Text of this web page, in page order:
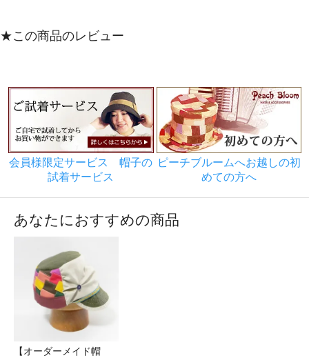
★この商品のレビュー
会員様限定サービス 帽子の
試着サービス
ピーチブルームへお越しの初
めての方へ
あなたにおすすめの商品
【オーダーメイド帽